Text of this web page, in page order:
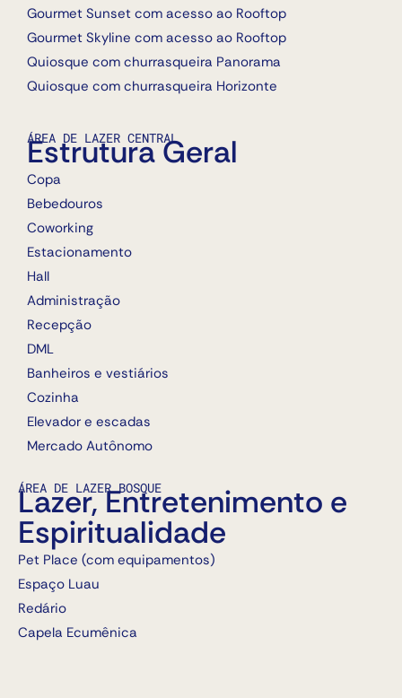
Gourmet Sunset com acesso ao Rooftop
Gourmet Skyline com acesso ao Rooftop
Quiosque com churrasqueira Panorama
Quiosque com churrasqueira Horizonte
ÁREA DE LAZER CENTRAL
Estrutura Geral
Copa
Bebedouros
Coworking
Estacionamento
Hall
Administração
Recepção
DML
Banheiros e vestiários
Cozinha
Elevador e escadas
Mercado Autônomo
ÁREA DE LAZER BOSQUE
Lazer, Entretenimento e
Espiritualidade
Pet Place (com equipamentos)
Espaço Luau
Redário
Capela Ecumênica